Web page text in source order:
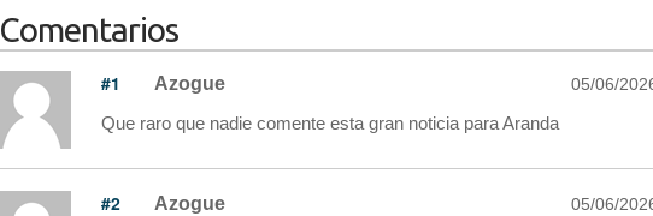
Comentarios
#1 Azogue 05/06/
Que raro que nadie comente esta gran noticia para Aranda
#2 Azogue 05/06/